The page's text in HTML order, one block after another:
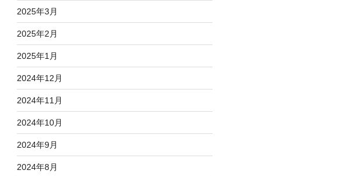
2025年3月
2025年2月
2025年1月
2024年12月
2024年11月
2024年10月
2024年9月
2024年8月